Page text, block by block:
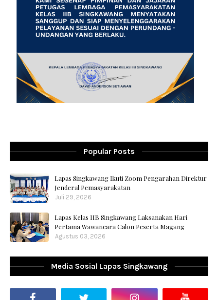
Popular Posts
Lapas Singkawang Ikuti Zoom Pengarahan Direktur
Jenderal Pemasyarakatan
Juli 29, 2026
Lapas Kelas IIB Singkawang Laksanakan Hari
Pertama Wawancara Calon Peserta Magang
Agustus 03, 2026
Media Sosial Lapas Singkawang